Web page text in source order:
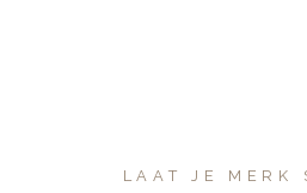
LAAT JE MERK